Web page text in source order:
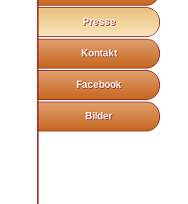
Presse
Kontakt
Facebook
Bilder